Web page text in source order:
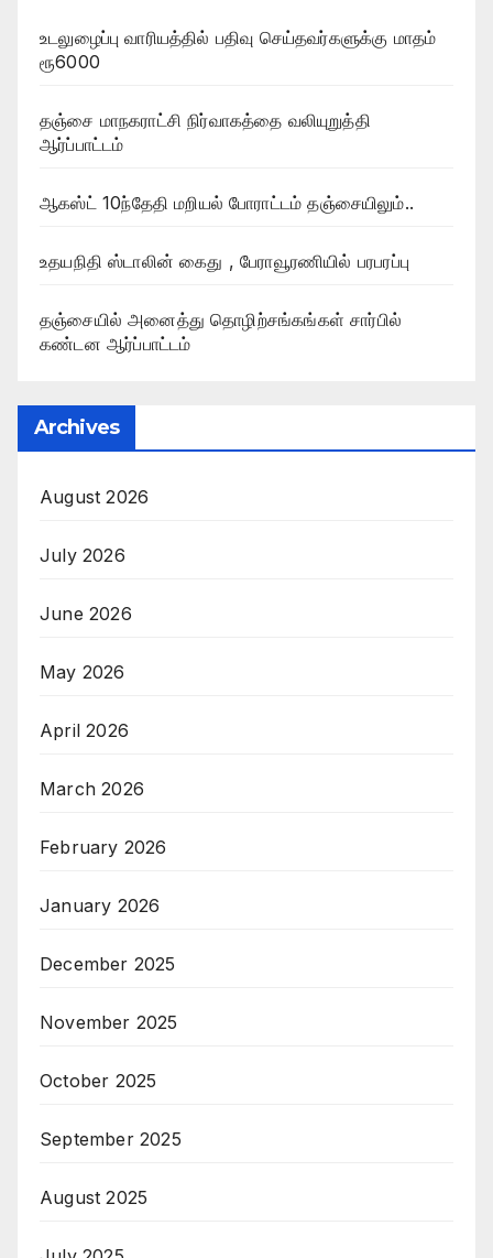
உடலுழைப்பு வாரியத்தில் பதிவு செய்தவர்களுக்கு மாதம்
ரூ6000
தஞ்சை மாநகராட்சி நிர்வாகத்தை வலியுறுத்தி
ஆர்ப்பாட்டம்
ஆகஸ்ட் 10ந்தேதி மறியல் போராட்டம் தஞ்சையிலும்..
உதயநிதி ஸ்டாலின் கைது , பேராவூரணியில் பரபரப்பு
தஞ்சையில் அனைத்து தொழிற்சங்கங்கள் சார்பில்
கண்டன ஆர்ப்பாட்டம்
Archives
August 2026
July 2026
June 2026
May 2026
April 2026
March 2026
February 2026
January 2026
December 2025
November 2025
October 2025
September 2025
August 2025